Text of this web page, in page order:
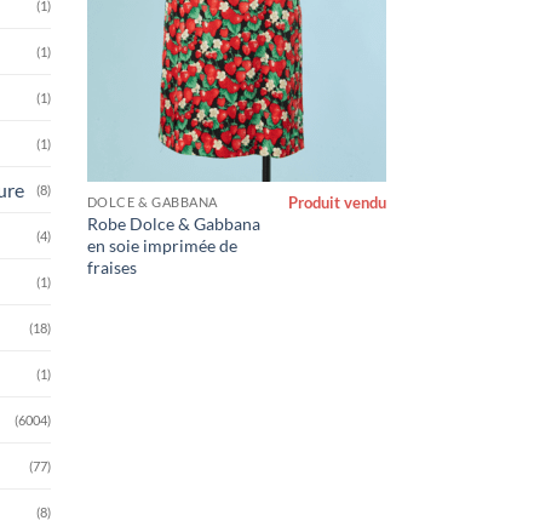
(1)
(1)
(1)
(1)
(8)
(4)
(1)
(18)
(1)
(6004)
(77)
(8)
DOLCE & GABBANA
Robe Dolce & Gabbana
en soie imprimée de
fraises
Produit vendu